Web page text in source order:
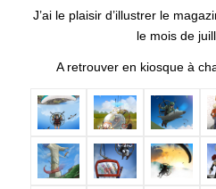
J’ai le plaisir d’illustrer le
le mois de
A retrouver en kiosque à